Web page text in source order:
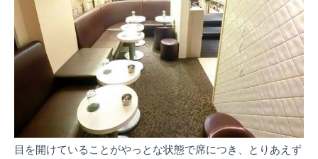
目を開けていることがやっとな状態で席につき、とりあえず